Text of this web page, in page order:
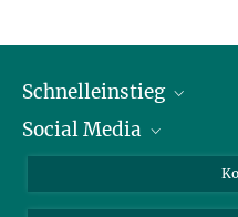
Schnelleinstieg
Alumni
Social Media
Bluesky